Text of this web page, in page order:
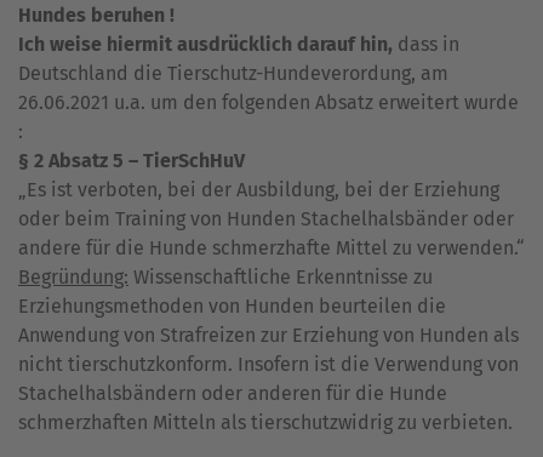
Hundes beruhen !
Ich weise hiermit ausdrücklich darauf hin, dass in
Deutschland die Tierschutz-Hundeverordung, am
26.06.2021 u.a. um den folgenden Absatz erweitert wurde
:
§ 2 Absatz 5 – TierSchHuV
„Es ist verboten, bei der Ausbildung, bei der Erziehung
oder beim Training von Hunden Stachelhalsbänder oder
andere für die Hunde schmerzhafte Mittel zu verwenden.“
Begründung: Wissenschaftliche Erkenntnisse zu
Erziehungsmethoden von Hunden beurteilen die
Anwendung von Strafreizen zur Erziehung von Hunden als
nicht tierschutzkonform. Insofern ist die Verwendung von
Stachelhalsbändern oder anderen für die Hunde
schmerzhaften Mitteln als tierschutzwidrig zu verbieten.